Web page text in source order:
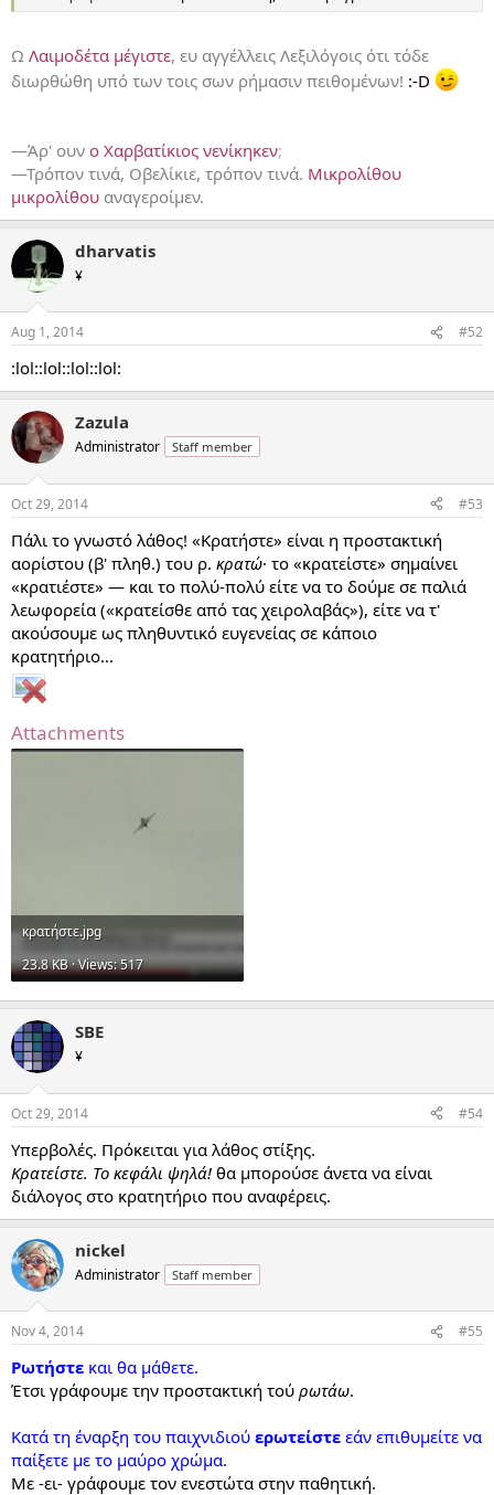
Ω Λαιμοδέτα μέγιστε, ευ αγγέλλεις Λεξιλόγοις ότι τόδε
διωρθώθη υπό των τοις σων ρήμασιν πειθομένων! :-D
—Άρ' ουν ο Χαρβατίκιος νενίκηκεν;
—Τρόπον τινά, Οβελίκιε, τρόπον τινά. Μικρολίθου
μικρολίθου αναγεροίμεν.
dharvatis
¥
Aug 1, 2014 #52
:lol::lol::lol::lol:
Zazula
Administrator Staff member
Oct 29, 2014 #53
Πάλι το γνωστό λάθος! «Κρατήστε» είναι η προστακτική
αορίστου (β' πληθ.) του ρ. κρατώ· το «κρατείστε» σημαίνει
«κρατιέστε» — και το πολύ-πολύ είτε να το δούμε σε παλιά
λεωφορεία («κρατείσθε από τας χειρολαβάς»), είτε να τ'
ακούσουμε ως πληθυντικό ευγενείας σε κάποιο
κρατητήριο...
Attachments
κρατήστε.jpg
23.8 KB · Views: 517
SBE
¥
Oct 29, 2014 #54
Υπερβολές. Πρόκειται για λάθος στίξης.
Κρατείστε. Το κεφάλι ψηλά! θα μπορούσε άνετα να είναι
διάλογος στο κρατητήριο που αναφέρεις.
nickel
Administrator Staff member
Nov 4, 2014 #55
Ρωτήστε και θα μάθετε.
Έτσι γράφουμε την προστακτική τού ρωτάω.
Κατά τη έναρξη του παιχνιδιού ερωτείστε εάν επιθυμείτε να
παίξετε με το μαύρο χρώμα.
Με -ει- γράφουμε τον ενεστώτα στην παθητική.